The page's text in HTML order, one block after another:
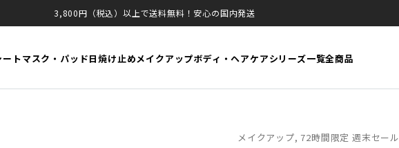
3,800円（税込）以上で送料無料！安心の国内発送
ートマスク・パッド日焼け止めメイクアップボディ・ヘアケアシリーズ一覧全商品
メイクアップ, 72時間限定 週末セール